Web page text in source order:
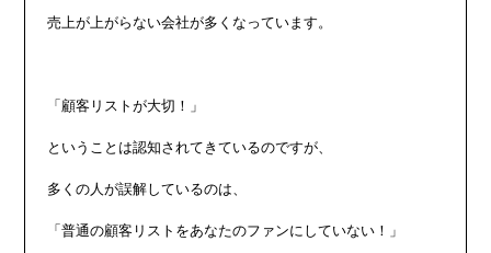
売上が上がらない会社が多くなっています。
「顧客リストが大切！」
ということは認知されてきているのですが、
多くの人が誤解しているのは、
「普通の顧客リストをあなたのファンにしていない！」